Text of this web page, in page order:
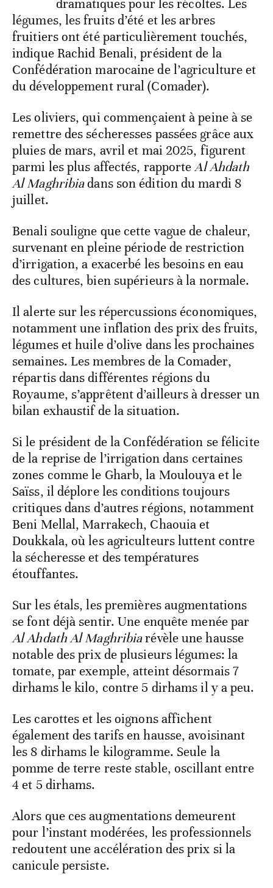
dramatiques pour les récoltes. Les
légumes, les fruits d’été et les arbres
fruitiers ont été particulièrement touchés,
indique Rachid Benali, président de la
Confédération marocaine de l’agriculture et
du développement rural (Comader).
Les oliviers, qui commençaient à peine à se
remettre des sécheresses passées grâce aux
pluies de mars, avril et mai 2025, figurent
parmi les plus affectés, rapporteAl Ahdath
Al Maghribiadans son édition du mardi 8
juillet.
Benali souligne que cette vague de chaleur,
survenant en pleine période de restriction
d’irrigation, a exacerbé les besoins en eau
des cultures, bien supérieurs à la normale.
Il alerte sur les répercussions économiques,
notamment une inflation des prix des fruits,
légumes et huile d’olive dans les prochaines
semaines. Les membres de la Comader,
répartis dans différentes régions du
Royaume, s’apprêtent d’ailleurs à dresser un
bilan exhaustif de la situation.
Si le président de la Confédération se félicite
de la reprise de l’irrigation dans certaines
zones comme le Gharb, la Moulouya et le
Saïss, il déplore les conditions toujours
critiques dans d’autres régions, notamment
Beni Mellal, Marrakech, Chaouia et
Doukkala, où les agriculteurs luttent contre
la sécheresse et des températures
étouffantes.
Sur les étals, les premières augmentations
se font déjà sentir. Une enquête menée par
Al Ahdath Al Maghribiarévèle une hausse
notable des prix de plusieurs légumes: la
tomate, par exemple, atteint désormais 7
dirhams le kilo, contre 5 dirhams il y a peu.
Les carottes et les oignons affichent
également des tarifs en hausse, avoisinant
les 8 dirhams le kilogramme. Seule la
pomme de terre reste stable, oscillant entre
4 et 5 dirhams.
Alors que ces augmentations demeurent
pour l’instant modérées, les professionnels
redoutent une accélération des prix si la
canicule persiste.